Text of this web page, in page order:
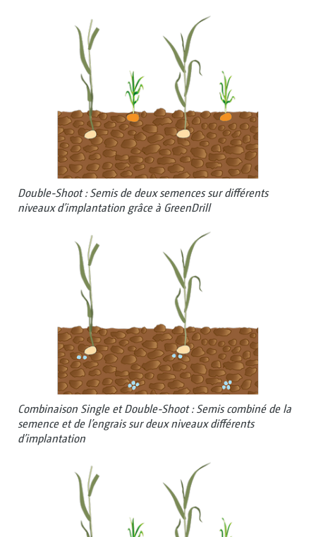
Double-Shoot : Semis de deux semences sur différents
niveaux d’implantation grâce à GreenDrill
Combinaison Single et Double-Shoot : Semis combiné de la
semence et de l’engrais sur deux niveaux différents
d’implantation